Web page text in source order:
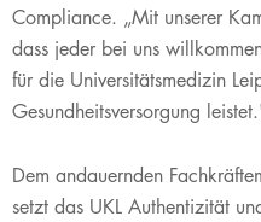
Compliance. „Mit unserer
dass jeder bei uns
für die Universitätsmedizin
Gesundheitsversorgung
Dem andauernden
setzt das UKL Authentizität